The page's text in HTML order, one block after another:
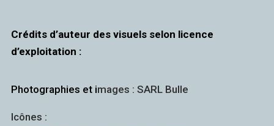
Crédits d’auteur des visuels selon licence
d’exploitation :
Photographies et images : SARL Bulle
Icônes :